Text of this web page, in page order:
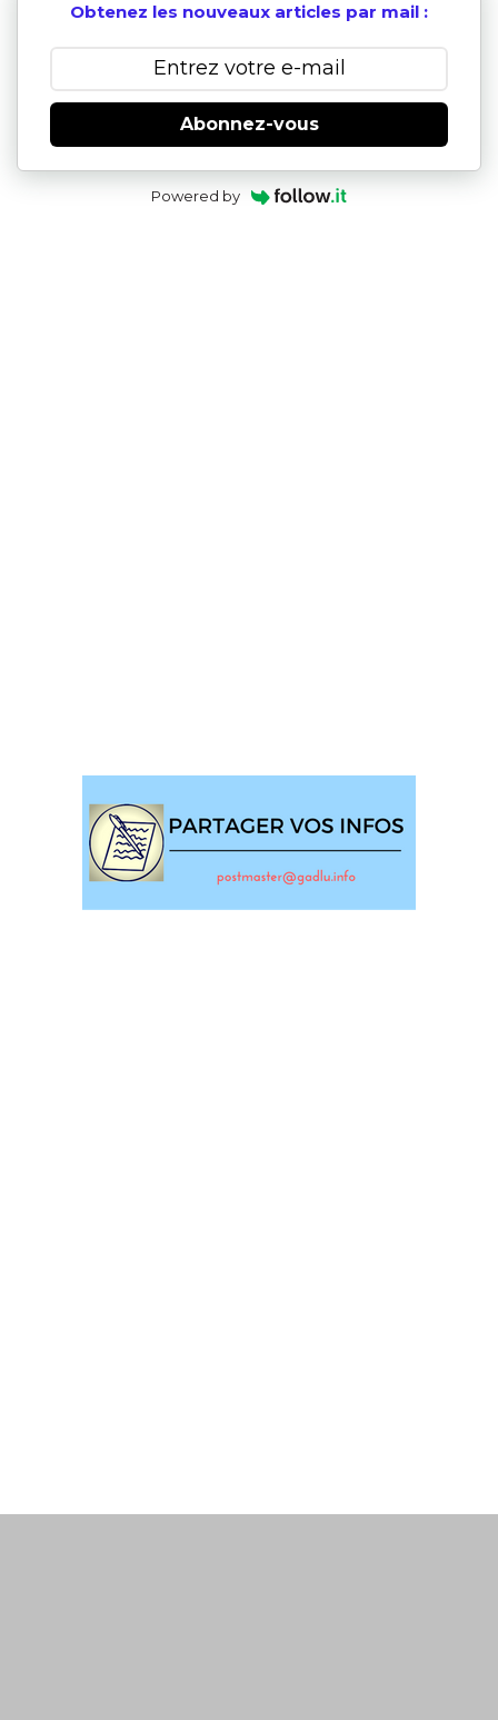
Obtenez les nouveaux articles par mail :
Abonnez-vous
Powered by